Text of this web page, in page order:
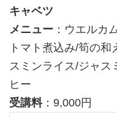
キャベツ
メニュー ：ウエルカ
トマト煮込み/筍の
スミンライス/ジャス
ヒー
受講料：9,000円